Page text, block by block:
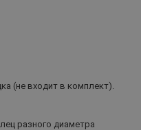
(не входит в комплект).
разного диаметра